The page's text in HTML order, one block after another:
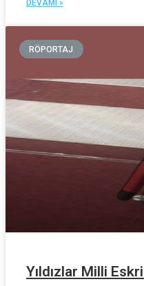
DEVAMI »
RÖPORTAJ
Yıldızlar Milli